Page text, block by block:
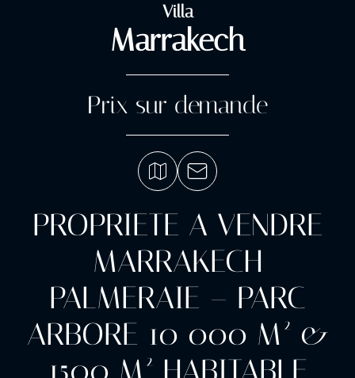
Villa
Marrakech
Prix sur demande
PROPRIETE A VENDRE
MARRAKECH
PALMERAIE – PARC
ARBORE 10 000 M² &